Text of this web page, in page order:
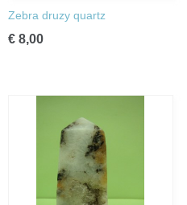
Zebra druzy quartz
€ 8,00